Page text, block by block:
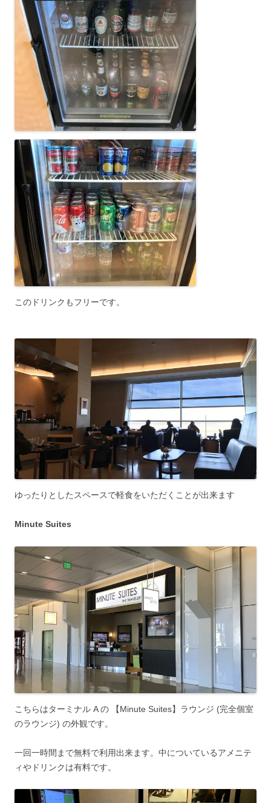
このドリンクもフリーです。
ゆったりとしたスペースで軽食をいただくことが出来ます
Minute Suites
こちらはターミナル A の 【Minute Suites】ラウンジ (完全個室
のラウンジ) の外観です。
一回一時間まで無料で利用出来ます。中についているアメニテ
ィやドリンクは有料です。